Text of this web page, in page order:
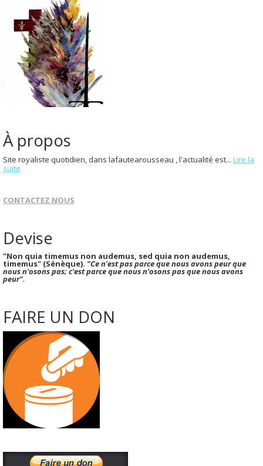
À propos
Site royaliste quotidien, dans lafautearousseau , l'actualité est... Lire la
suite
CONTACTEZ NOUS
Devise
"Non quia timemus non audemus, sed quia non audemus,
timemus" (Sénèque). "Ce n'est pas parce que nous avons peur que
nous n'osons pas; c'est parce que nous n'osons pas que nous avons
peur".
FAIRE UN DON